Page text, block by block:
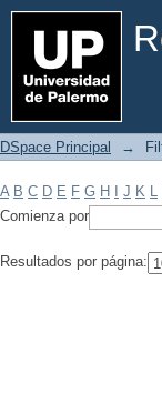
Filtrar por:
DSpace Principal →
A B C D E F G H J K L
Comienza por
Resultados por página: